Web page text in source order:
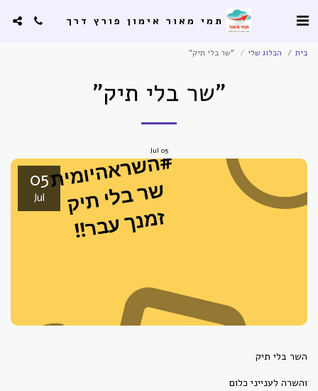
תמי מאור אימון פורץ דרך
בית הבלוג שלי "שר בלי תיק"
"שר בלי תיק"
05
Jul
05
Jul
השר בלי תיק
והשרה לענייני כלום